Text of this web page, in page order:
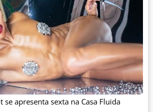
se apresenta sexta na Casa Fluida